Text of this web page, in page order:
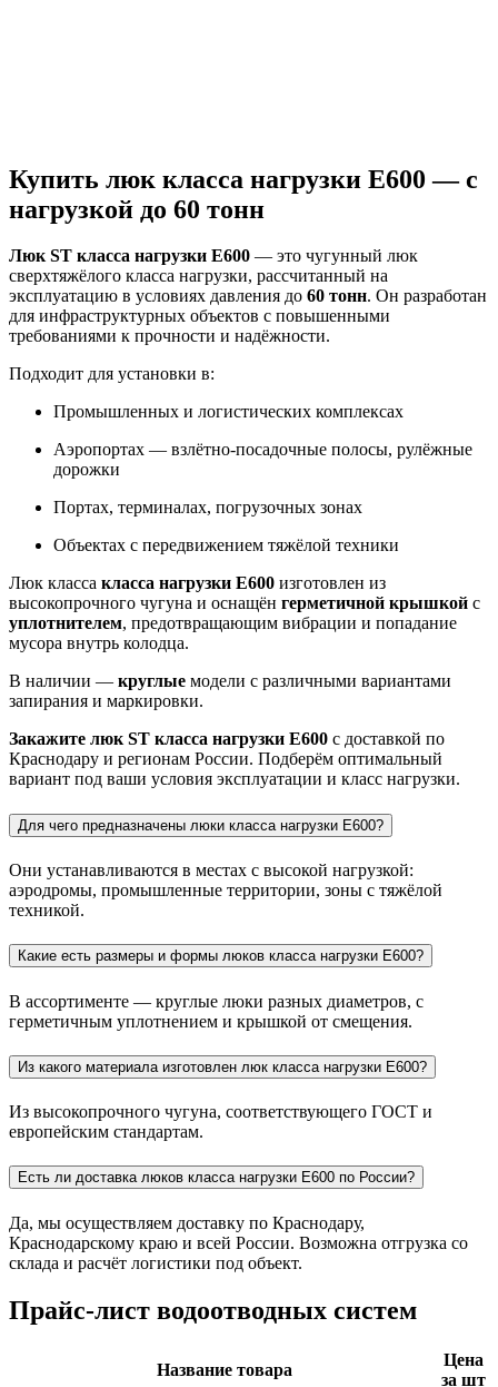
Почему не ржавеют? Сами производите?
Как правильно установить? Стоимость комплекта?
Купить люк класса нагрузки E600 — с
Люк ST класса нагрузки E600
сверхтяжёлого класса нагрузки, рассчитанный на
эксплуатацию в условиях давления до60 тонн. Он разработан
для инфраструктурных объектов с повышенными
требованиями к прочности и надёжности.
Подходит для установки в:
Промышленных и логистических комплексах
Аэропортах — взлётно-посадочные полосы, рулёжные
дорожки
Портах, терминалах, погрузочных зонах
Объектах с передвижением тяжёлой техники
Люк класса
класса нагрузки E600
изготовлен из
высокопрочного чугуна и оснащёнгерметичной крышкой
уплотнителем, предотвращающим вибрации и попадание
мусора внутрь колодца.
В наличии —круглые модели с различными вариантами
Закажите люк ST класса нагрузки E600с доставкой по
Краснодару и регионам России. Подберём оптимальный
Для чего предназначены люки класса нагрузки E600?
Они устанавливаются в местах с высокой нагрузкой:
аэродромы, промышленные территории, зоны с тяжёлой
техникой.
Какие есть размеры и формы люков класса нагрузки E600?
герметичным уплотнением и крышкой от смещения.
Из какого материала изготовлен люк класса нагрузки E600?
Из высокопрочного чугуна, соответствующего ГОСТ и
европейским стандартам.
Есть ли доставка люков класса нагрузки E600 по России?
Да, мы осуществляем доставку по Краснодару,